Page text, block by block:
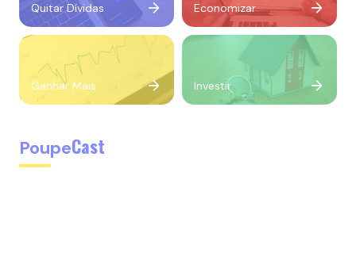
Quitar Dívidas Economizar
Ganhar Mais Investir
PoupeCast